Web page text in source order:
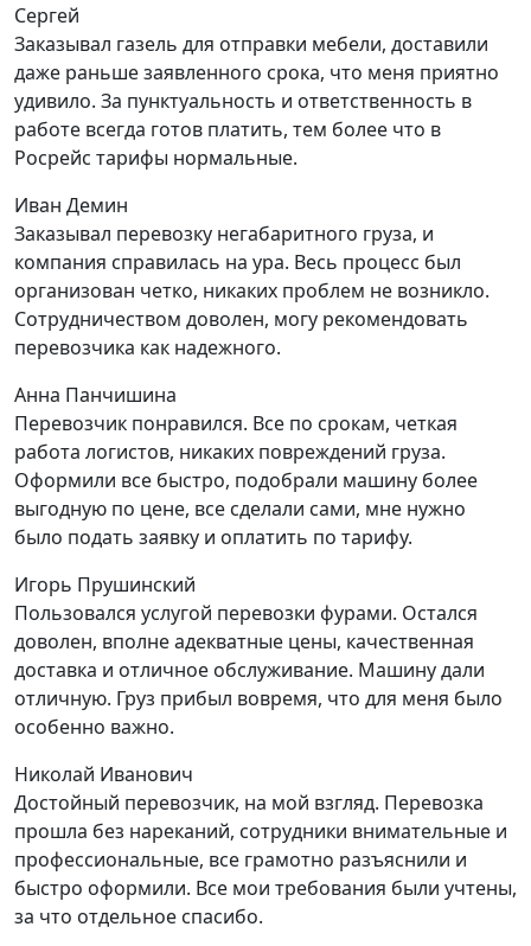
Сергей
Заказывал газель для отправки мебели, доставили
даже раньше заявленного срока, что меня приятно
удивило. За пунктуальность и ответственность в
работе всегда готов платить, тем более что в
Росрейс тарифы нормальные.
Иван Демин
Заказывал перевозку негабаритного груза, и
компания справилась на ура. Весь процесс был
организован четко, никаких проблем не возникло.
Сотрудничеством доволен, могу рекомендовать
перевозчика как надежного.
Анна Панчишина
Перевозчик понравился. Все по срокам, четкая
работа логистов, никаких повреждений груза.
Оформили все быстро, подобрали машину более
выгодную по цене, все сделали сами, мне нужно
было подать заявку и оплатить по тарифу.
Игорь Прушинский
Пользовался услугой перевозки фурами. Остался
доволен, вполне адекватные цены, качественная
доставка и отличное обслуживание. Машину дали
отличную. Груз прибыл вовремя, что для меня было
особенно важно.
Николай Иванович
Достойный перевозчик, на мой взгляд. Перевозка
прошла без нареканий, сотрудники внимательные и
профессиональные, все грамотно разъяснили и
быстро оформили. Все мои требования были учтены,
за что отдельное спасибо.